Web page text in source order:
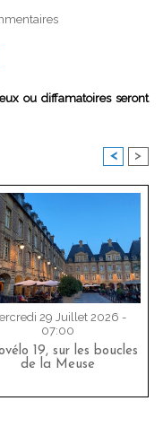
ou diffamatoires seront
< >
29 Juillet 2026 -
07:00
19, sur les boucles
de la Meuse